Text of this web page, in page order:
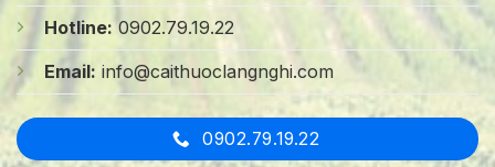
Hotline:0902.79.19.22
Email: info@caithuoclangnghi.com
0902.79.19.22